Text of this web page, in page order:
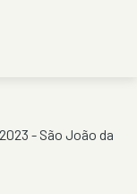
- São João da